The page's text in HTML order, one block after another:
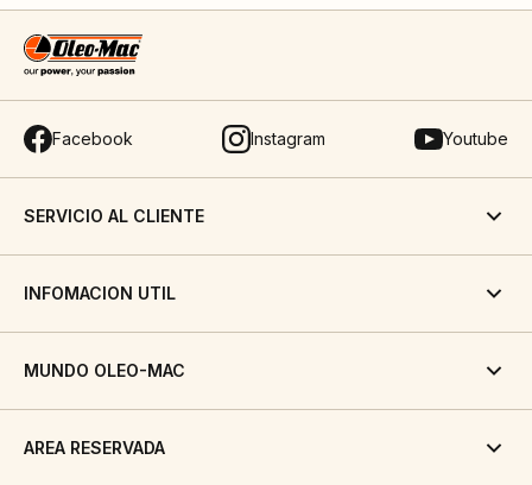
Facebook Instagram Youtube
SERVICIO AL CLIENTE
INFOMACION UTIL
MUNDO OLEO-MAC
AREA RESERVADA